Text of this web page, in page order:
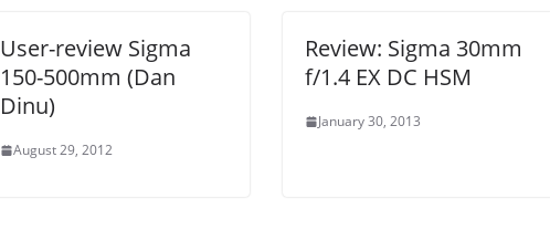
User-review Sigma
150-500mm (Dan
Dinu)
August 29, 2012
Review: Sigma 30mm
f/1.4 EX DC HSM
January 30, 2013